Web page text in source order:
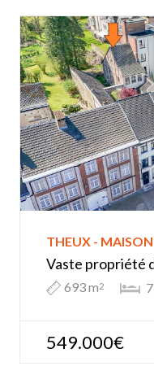
THEUX - MAISON
Vaste propriété
693 m2 7
549.000€